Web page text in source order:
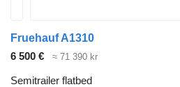
Fruehauf A1310
6 500 €
≈ 71 390 kr
Semitrailer flatbed